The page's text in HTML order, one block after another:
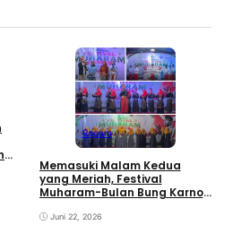
Ragam
Memasuki Malam Kedua
yang Meriah, Festival
Muharam-Bulan Bung Karno
Pemajuan Kebudayaan
Juni 22, 2026